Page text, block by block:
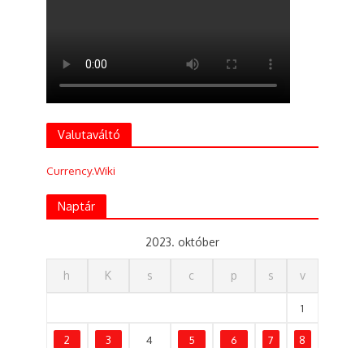
Valutaváltó
Currency.Wiki
Naptár
2023. október
h K s c p s v
1
2 3 4 5 6 7 8